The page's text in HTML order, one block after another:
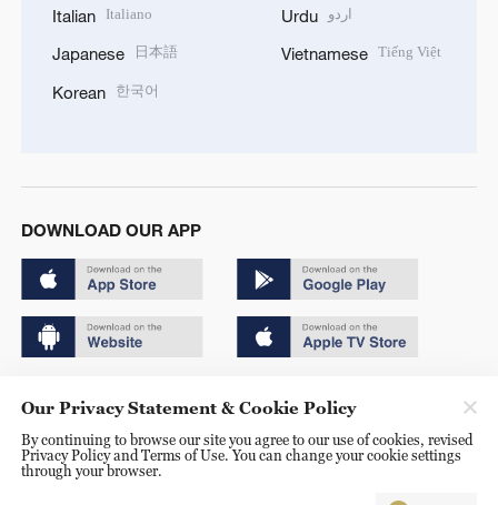
Italian Italiano
Japanese 日本語
Korean 한국어
Urdu اردو
Vietnamese Tiếng Việt
DOWNLOAD OUR APP
京ICP备20000184号
京公网安备 11010502050052号
Our Privacy Statement & Cookie Policy
By continuing to browse our site you agree to our use of cookies, revised
Privacy Policy and Terms of Use. You can change your cookie settings
through your browser.